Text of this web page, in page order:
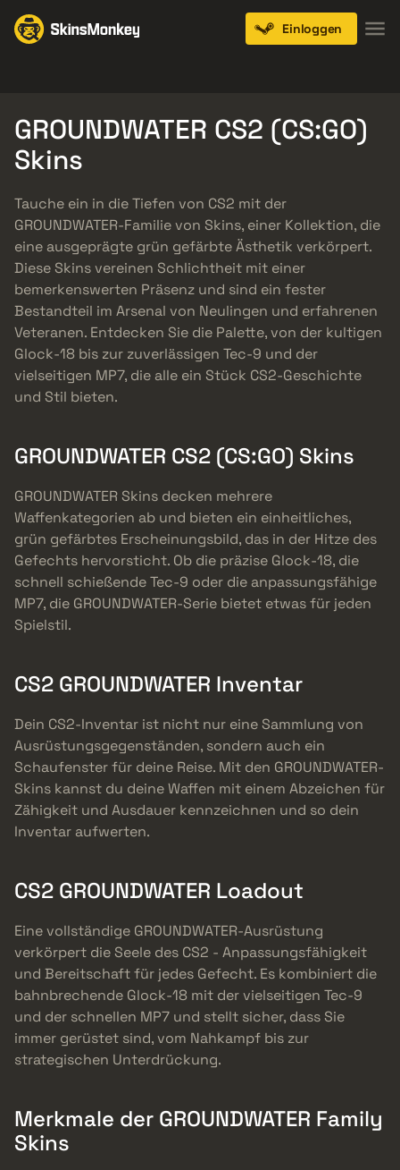
Einloggen
GROUNDWATER CS2 (CS:GO)
Skins
Tauche ein in die Tiefen von CS2 mit der
GROUNDWATER-Familie von Skins, einer Kollektion, die
eine ausgeprägte grün gefärbte Ästhetik verkörpert.
Diese Skins vereinen Schlichtheit mit einer
bemerkenswerten Präsenz und sind ein fester
Bestandteil im Arsenal von Neulingen und erfahrenen
Veteranen. Entdecken Sie die Palette, von der kultigen
Glock-18 bis zur zuverlässigen Tec-9 und der
vielseitigen MP7, die alle ein Stück CS2-Geschichte
und Stil bieten.
GROUNDWATER CS2 (CS:GO) Skins
GROUNDWATER Skins decken mehrere
Waffenkategorien ab und bieten ein einheitliches,
grün gefärbtes Erscheinungsbild, das in der Hitze des
Gefechts hervorsticht. Ob die präzise Glock-18, die
schnell schießende Tec-9 oder die anpassungsfähige
MP7, die GROUNDWATER-Serie bietet etwas für jeden
Spielstil.
CS2 GROUNDWATER Inventar
Dein CS2-Inventar ist nicht nur eine Sammlung von
Ausrüstungsgegenständen, sondern auch ein
Schaufenster für deine Reise. Mit den GROUNDWATER-
Skins kannst du deine Waffen mit einem Abzeichen für
Zähigkeit und Ausdauer kennzeichnen und so dein
Inventar aufwerten.
CS2 GROUNDWATER Loadout
Eine vollständige GROUNDWATER-Ausrüstung
verkörpert die Seele des CS2 - Anpassungsfähigkeit
und Bereitschaft für jedes Gefecht. Es kombiniert die
bahnbrechende Glock-18 mit der vielseitigen Tec-9
und der schnellen MP7 und stellt sicher, dass Sie
immer gerüstet sind, vom Nahkampf bis zur
strategischen Unterdrückung.
Merkmale der GROUNDWATER Family
Skins